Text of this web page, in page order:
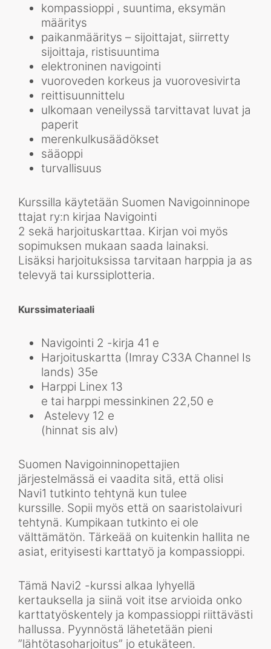
kompassioppi , suuntima, eksymän
määritys
paikanmääritys – sijoittajat, siirretty
sijoittaja, ristisuuntima
elektroninen navigointi
vuoroveden korkeus ja vuorovesivirta
reittisuunnittelu
ulkomaan veneilyssä tarvittavat luvat ja
paperit
merenkulkusäädökset
sääoppi
turvallisuus
Kurssilla käytetään Suomen Navigoinninope
ttajat ry:n kirjaa Navigointi
2 sekä harjoituskarttaa. Kirjan voi myös
sopimuksen mukaan saada lainaksi.
Lisäksi harjoituksissa tarvitaan harppia ja as
televyä tai kurssiplotteria.
Kurssimateriaali
Navigointi 2 -kirja 41 e
Harjoituskartta (Imray C33A Channel Is
lands) 35e
Harppi Linex 13
e tai harppi messinkinen 22,50 e
Astelevy 12 e
(hinnat sis alv)
Suomen Navigoinninopettajien
järjestelmässä ei vaadita sitä, että olisi
Navi1 tutkinto tehtynä kun tulee
kurssille. Sopii myös että on saaristolaivuri
tehtynä. Kumpikaan tutkinto ei ole
välttämätön. Tärkeää on kuitenkin hallita ne
asiat, erityisesti karttatyö ja kompassioppi.
Tämä Navi2 -kurssi alkaa lyhyellä
kertauksella ja siinä voit itse arvioida onko
karttatyöskentely ja kompassioppi riittävästi
hallussa. Pyynnöstä lähetetään pieni
”lähtötasoharjoitus” jo etukäteen.